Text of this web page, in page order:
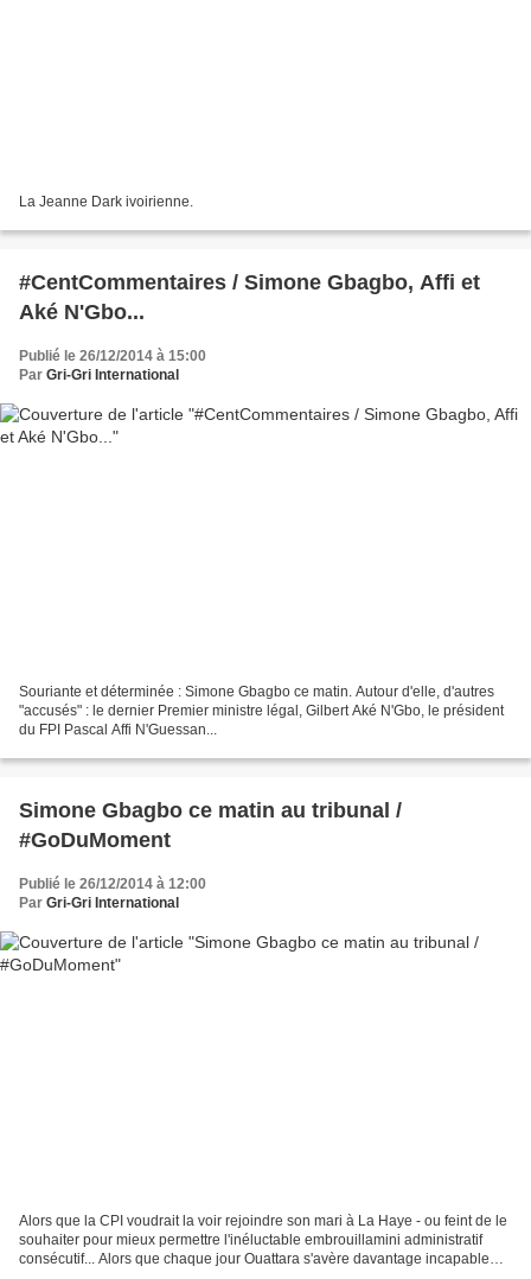
La Jeanne Dark ivoirienne.
#CentCommentaires / Simone Gbagbo, Affi et
Aké N'Gbo...
Publié le 26/12/2014 à 15:00
Par Gri-Gri International
Souriante et déterminée : Simone Gbagbo ce matin. Autour d'elle, d'autres
"accusés" : le dernier Premier ministre légal, Gilbert Aké N'Gbo, le président
du FPI Pascal Affi N'Guessan...
Simone Gbagbo ce matin au tribunal /
#GoDuMoment
Publié le 26/12/2014 à 12:00
Par Gri-Gri International
Alors que la CPI voudrait la voir rejoindre son mari à La Haye - ou feint de le
souhaiter pour mieux permettre l'inéluctable embrouillamini administratif
consécutif... Alors que chaque jour Ouattara s'avère davantage incapable